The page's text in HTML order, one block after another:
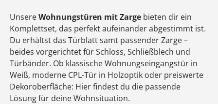
UnsereWohnungstüren mit Zarge bieten dir ein
Komplettset, das perfekt aufeinander abgestimmt ist.
Du erhältst das Türblatt samt passender Zarge –
beides vorgerichtet für Schloss, Schließblech und
Türbänder. Ob klassische Wohnungseingangstür in
Weiß, moderne CPL-Tür in Holzoptik oder preiswerte
Dekoroberfläche: Hier findest du die passende
Lösung für deine Wohnsituation.